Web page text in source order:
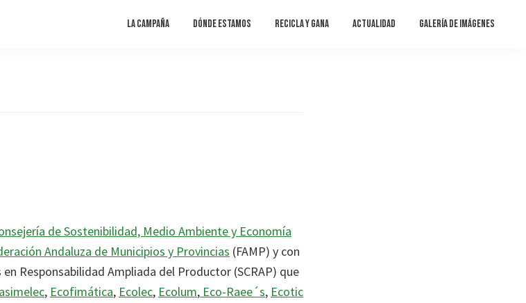
La campaña Dónde estamos Recicla y gana Actualidad Galería de imágenes
de Sostenibilidad, Medio Ambiente y Economía
Andaluza de Municipios y Provincias (FAMP) y con
Responsabilidad Ampliada del Productor (SCRAP) que
, Ecofimática, Ecolec, Ecolum, Eco-Raee´s, Ecotic